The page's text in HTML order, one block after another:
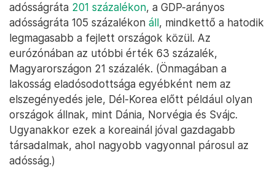
adósságráta 201 százalékon, a GDP-arányos
adósságráta 105 százalékon áll, mindkettő a hatodik
legmagasabb a fejlett országok közül. Az
eurózónában az utóbbi érték 63 százalék,
Magyarországon 21 százalék. (Önmagában a
lakosság eladósodottsága egyébként nem az
elszegényedés jele, Dél-Korea előtt például olyan
országok állnak, mint Dánia, Norvégia és Svájc.
Ugyanakkor ezek a koreainál jóval gazdagabb
társadalmak, ahol nagyobb vagyonnal párosul az
adósság.)